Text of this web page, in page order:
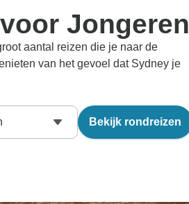
Jongeren
aantal reizen die je naar de
van het gevoel dat Sydney je
Bekijk rondreizen